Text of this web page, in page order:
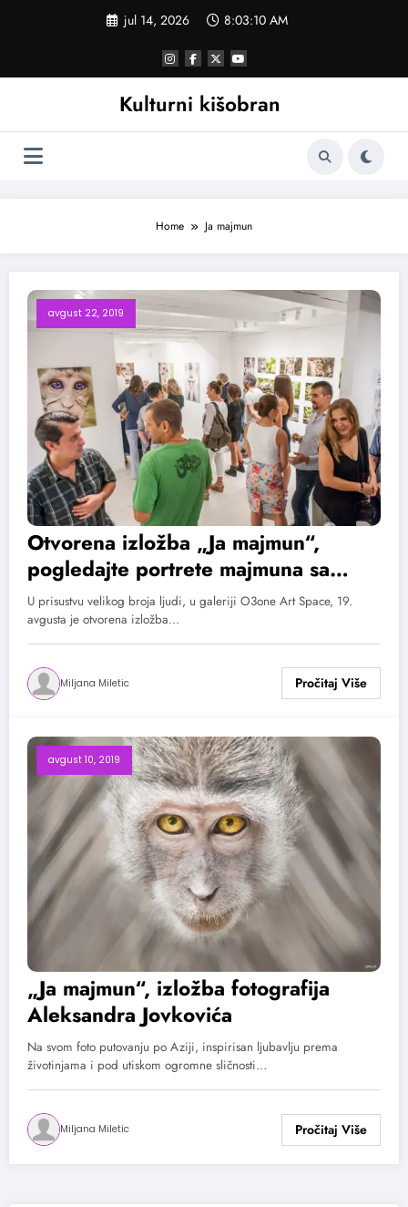
jul 14, 2026 8:03:10 AM
Kulturni kišobran
Home Ja majmun
avgust 22, 2019
Otvorena izložba „Ja majmun“,
pogledajte portrete majmuna sa
Balija
U prisustvu velikog broja ljudi, u galeriji O3one Art Space, 19.
avgusta je otvorena izložba…
Miljana Miletic
avgust 10, 2019
„Ja majmun“, izložba fotografija
Aleksandra Jovkovića
Na svom foto putovanju po Aziji, inspirisan ljubavlju prema
životinjama i pod utiskom ogromne sličnosti…
Miljana Miletic